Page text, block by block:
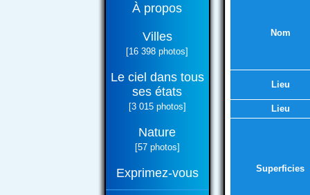
À propos
Villes
[16 398 photos]
Le ciel dans tous
ses états
[3 015 photos]
Nature
[57 photos]
Exprimez-vous
Nom
Lieu
Lieu
Superficies